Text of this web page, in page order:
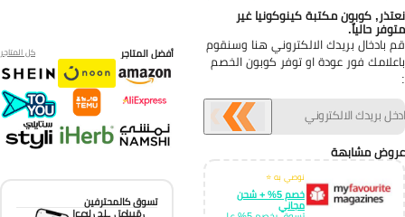
كوبون مكتبة كينوكونيا غير
حالياً.
بادخال بريدك الالكتروني هنا وسنقوم
فور عودة او توفر كوبون الخصم
مشابهة
نوصي به ⭐
خصم 5% + شحن
مجاني
أفضل المتاجر كل المتاجر
تسوق كالمحترفين
احصل على تطبيق